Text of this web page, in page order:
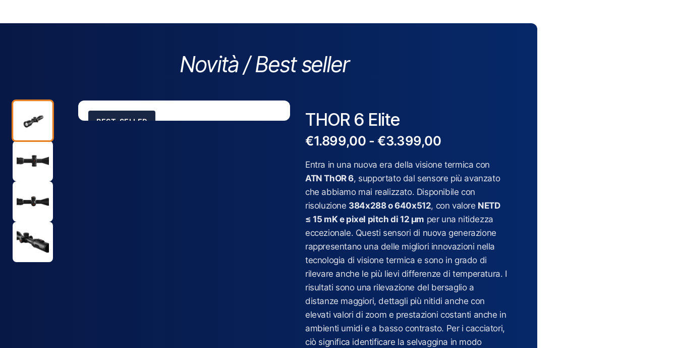
Novità / Best seller
BEST-SELLER THOR 6 Elite
€1.899,00 - €3.399,00
Entra in una nuova era della visione termica con
ATN ThOR 6, supportato dal sensore più avanzato
che abbiamo mai realizzato. Disponibile con
risoluzione 384x288 o 640x512, con valore NETD
≤ 15 mK e pixel pitch di 12 μm per una nitidezza
eccezionale. Questi sensori di nuova generazione
rappresentano una delle migliori innovazioni nella
tecnologia di visione termica e sono in grado di
rilevare anche le più lievi differenze di temperatura. I
risultati sono una rilevazione del bersaglio a
distanze maggiori, dettagli più nitidi anche con
elevati valori di zoom e prestazioni costanti anche in
ambienti umidi e a basso contrasto. Per i cacciatori,
ciò significa identificare la selvaggina in modo